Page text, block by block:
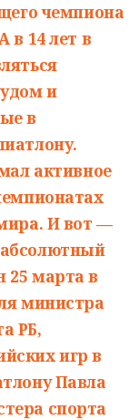
чемпиона
в 14 лет в
и
в
активное
И вот —
25 марта в
министра
РБ,
игр в
Павла
спорта